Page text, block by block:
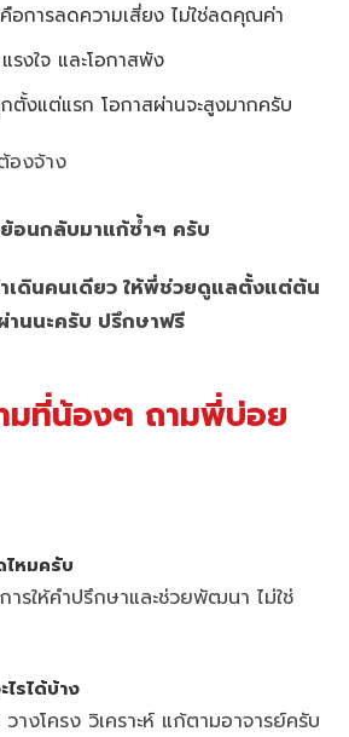
อการลดความเสี่ยง ไม่ใช่ลดคุณค่า
รงใจ และโอกาสพัง
ตั้งแต่แรก โอกาสผ่านจะสูงมากครับ
องจ้าง
อนกลับมาแก้ซ้ำๆ ครับ
เดินคนเดียว ให้พี่ช่วยดูแลตั้งแต่ต้น
านนะครับ ปรึกษาฟรี
มที่น้องๆ ถามพี่บ่อย
ไหมครับ
ารให้คำปรึกษาและช่วยพัฒนา ไม่ใช่
รได้บ้าง
างโครง วิเคราะห์ แก้ตามอาจารย์ครับ